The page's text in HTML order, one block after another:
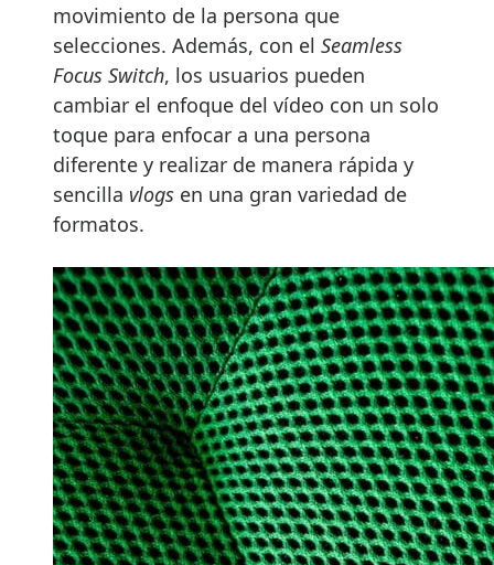
movimiento de la persona que
selecciones. Además, con el Seamless
Focus Switch, los usuarios pueden
cambiar el enfoque del vídeo con un solo
toque para enfocar a una persona
diferente y realizar de manera rápida y
sencilla vlogs en una gran variedad de
formatos.